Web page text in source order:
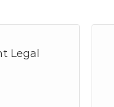
Legal